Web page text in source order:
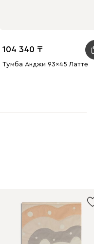
104 340
Тумба Анджи 93x45 Латте